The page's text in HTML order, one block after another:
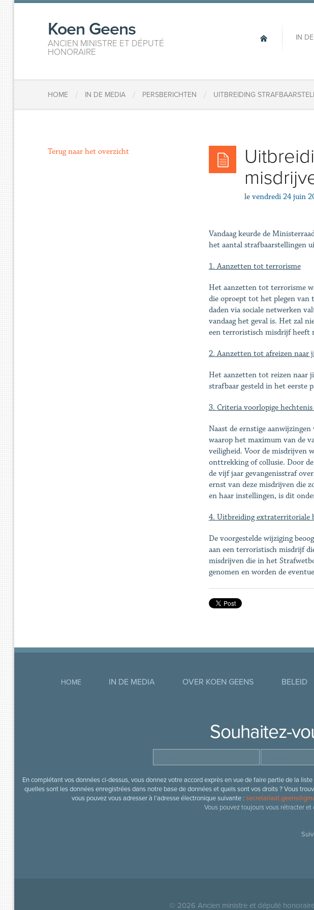
Koen Geens
ANCIEN MINISTRE ET DÉPUTÉ
HONORAIRE
IN
HOME / IN DE MEDIA / PERSBERICHTEN / UITBREIDING
le vendredi 24 juin
Vandaag keurde de
het aantal strafbaarstellingen
1. Aanzetten tot terrorisme
Het aanzetten tot terrorisme
die oproept tot het plegen van
daden via sociale netwerken
vandaag het geval is. Het zal
een terroristisch misdrijf heeft
2. Aanzetten tot afreizen naar
Het aanzetten tot reizen naar
strafbaar gesteld in het eerste
3. Criteria voorlopige
Naast de ernstige
waarop het maximum van de
veiligheid. Voor de misdrijven
onttrekking of collusie. Door
de vijf jaar gevangenisstraf
ernst van deze misdrijven die
en haar instellingen, is dit
4. Uitbreiding extraterritoriale
De voorgestelde wijziging
aan een terroristisch misdrijf
misdrijven die in het
genomen en worden de
Terug naar het overzicht
HOME IN DE MEDIA OVER KOEN GEENS BELEID
Souhaitez-
En complétant vos données ci-dessus, vous donnez votre accord exprès en vue de faire partie de la
quelles sont les données enregistrées dans notre base de données et quels sont vos droits ? Vous
vous pouvez vous adresser à l’adresse électronique suivante :
Vous pouvez toujours vous rétracter
© 2026 Ancien ministre et député